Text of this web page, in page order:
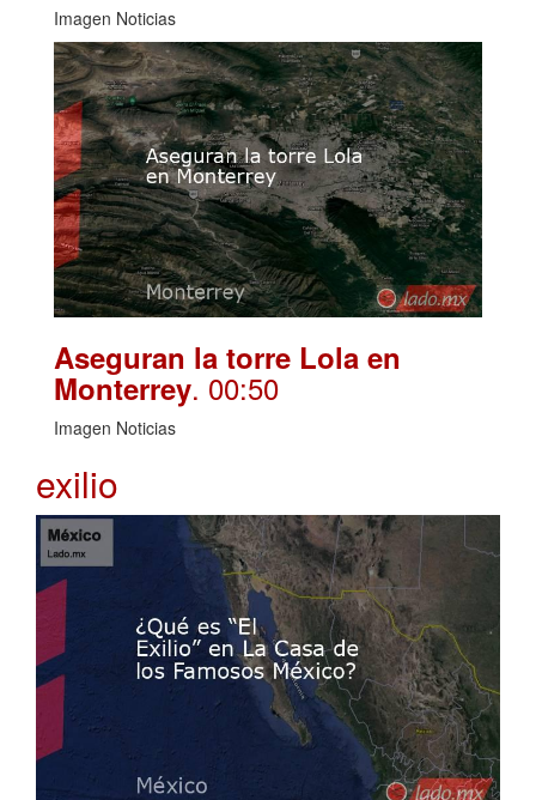
Imagen Noticias
Aseguran la torre Lola en
Monterrey. 00:50
Imagen Noticias
exilio